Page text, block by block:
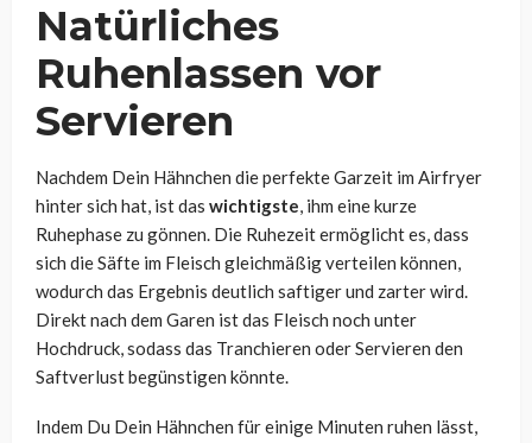
Natürliches
Ruhenlassen vor
Servieren
Nachdem Dein Hähnchen die perfekte Garzeit im Airfryer
hinter sich hat, ist das wichtigste, ihm eine kurze
Ruhephase zu gönnen. Die Ruhezeit ermöglicht es, dass
sich die Säfte im Fleisch gleichmäßig verteilen können,
wodurch das Ergebnis deutlich saftiger und zarter wird.
Direkt nach dem Garen ist das Fleisch noch unter
Hochdruck, sodass das Tranchieren oder Servieren den
Saftverlust begünstigen könnte.
Indem Du Dein Hähnchen für einige Minuten ruhen lässt,